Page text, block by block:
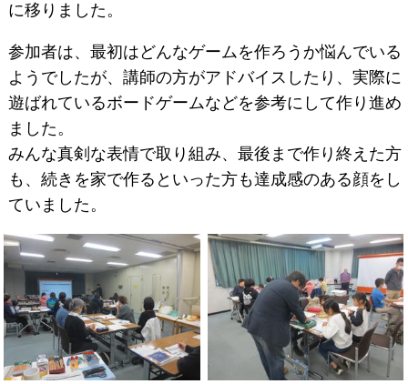
に移りました。
参加者は、最初はどんなゲームを作ろうか悩んでいる
ようでしたが、講師の方がアドバイスしたり、実際に
遊ばれているボードゲームなどを参考にして作り進め
ました。
みんな真剣な表情で取り組み、最後まで作り終えた方
も、続きを家で作るといった方も達成感のある顔をし
ていました。